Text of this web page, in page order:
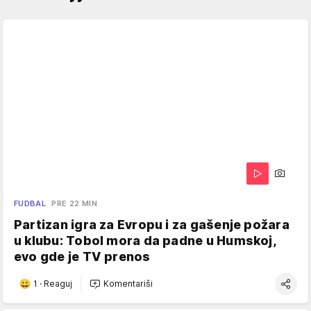
FUDBAL PRE 22 MIN
Partizan igra za Evropu i za gašenje požara
u klubu: Tobol mora da padne u Humskoj,
evo gde je TV prenos
1 · Reaguj Komentariši